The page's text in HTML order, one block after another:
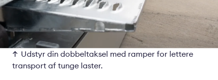
Udstyr din dobbeltaksel med ramper for lettere
transport af tunge laster.